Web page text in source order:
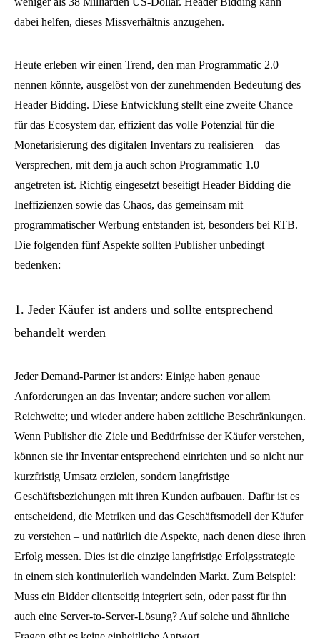
dabei helfen, dieses Missverhältnis anzugehen.
Heute erleben wir einen Trend, den man Programmatic 2.0
nennen könnte, ausgelöst von der zunehmenden Bedeutung des
Header Bidding. Diese Entwicklung stellt eine zweite Chance
für das Ecosystem dar, effizient das volle Potenzial für die
Monetarisierung des digitalen Inventars zu realisieren – das
Versprechen, mit dem ja auch schon Programmatic 1.0
angetreten ist. Richtig eingesetzt beseitigt Header Bidding die
Ineffizienzen sowie das Chaos, das gemeinsam mit
programmatischer Werbung entstanden ist, besonders bei RTB.
Die folgenden fünf Aspekte sollten Publisher unbedingt
bedenken:
1. Jeder Käufer ist anders und sollte entsprechend
behandelt werden
Jeder Demand-Partner ist anders: Einige haben genaue
Anforderungen an das Inventar; andere suchen vor allem
Reichweite; und wieder andere haben zeitliche Beschränkungen.
Wenn Publisher die Ziele und Bedürfnisse der Käufer verstehen,
können sie ihr Inventar entsprechend einrichten und so nicht nur
kurzfristig Umsatz erzielen, sondern langfristige
Geschäftsbeziehungen mit ihren Kunden aufbauen. Dafür ist es
entscheidend, die Metriken und das Geschäftsmodell der Käufer
zu verstehen – und natürlich die Aspekte, nach denen diese ihren
Erfolg messen. Dies ist die einzige langfristige Erfolgsstrategie
in einem sich kontinuierlich wandelnden Markt. Zum Beispiel:
Muss ein Bidder clientseitig integriert sein, oder passt für ihn
auch eine Server-to-Server-Lösung? Auf solche und ähnliche